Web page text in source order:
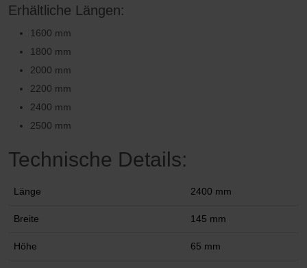
Erhältliche Längen:
1600 mm
1800 mm
2000 mm
2200 mm
2400 mm
2500 mm
Technische Details:
Länge 2400 mm
Breite 145 mm
Höhe 65 mm